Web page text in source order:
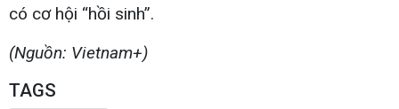
có cơ hội “hồi sinh”.
(Nguồn: Vietnam+)
TAGS